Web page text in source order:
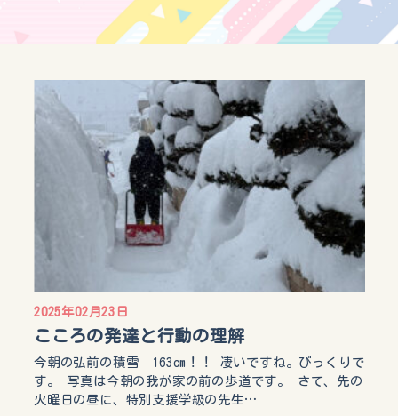
2025年02月23日
こころの発達と行動の理解
今朝の弘前の積雪 163cm！！ 凄いですね。びっくりで
す。 写真は今朝の我が家の前の歩道です。 さて、先の
火曜日の昼に、特別支援学級の先生…